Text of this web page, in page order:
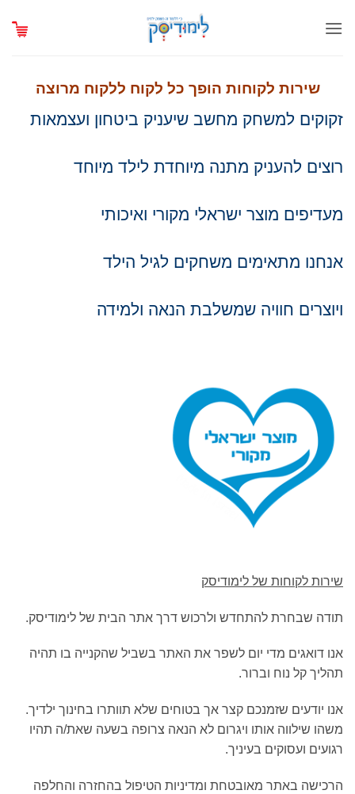
שירות לקוחות הופך כל לקוח ללקוח מרוצה
זקוקים למשחק מחשב שיעניק ביטחון ועצמאות
רוצים להעניק מתנה מיוחדת לילד מיוחד
מעדיפים מוצר ישראלי מקורי ואיכותי
אנחנו מתאימים משחקים לגיל הילד
ויוצרים חוויה שמשלבת הנאה ולמידה
שירות לקוחות של לימודיסק
תודה שבחרת להתחדש ולרכוש דרך אתר הבית של לימודיסק.
אנו דואגים מדי יום לשפר את האתר בשביל שהקנייה בו תהיה
תהליך קל נוח וברור.
אנו יודעים שזמנכם קצר אך בטוחים שלא תוותרו בחינוך ילדיך.
משהו שילווה אותו ויגרום לא הנאה צרופה בשעה שאת/ה תהיו
רגועים ועסוקים בעיניך.
הרכישה באתר מאובטחת ומדיניות הטיפול בהחזרה והחלפה